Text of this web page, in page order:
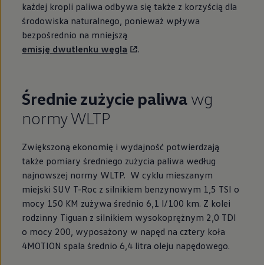
każdej kropli paliwa odbywa się także z korzyścią dla
środowiska naturalnego, ponieważ wpływa
bezpośrednio na mniejszą
emisję dwutlenku węgla
.
Średnie zużycie paliwa wg
normy WLTP
Zwiększoną ekonomię i wydajność potwierdzają
także pomiary średniego zużycia paliwa według
najnowszej normy WLTP. W cyklu mieszanym
miejski SUV T-Roc z silnikiem benzynowym 1,5 TSI o
mocy 150 KM zużywa średnio 6,1 l/100 km. Z kolei
rodzinny Tiguan z silnikiem wysokoprężnym 2,0 TDI
o mocy 200, wyposażony w napęd na cztery koła
4MOTION spala średnio 6,4 litra oleju napędowego.